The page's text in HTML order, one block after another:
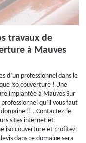
travaux de
à Mauves
d’un professionnel dans le
iso couverture ! Une
implantée à Mauves Sur
qu’il vous faut
!! . Contactez-le
sites internet et
iso couverture et profitez
dans ce domaine sera